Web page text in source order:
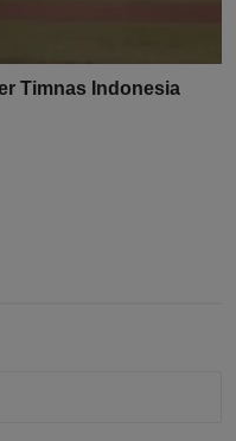
Timnas Indonesia